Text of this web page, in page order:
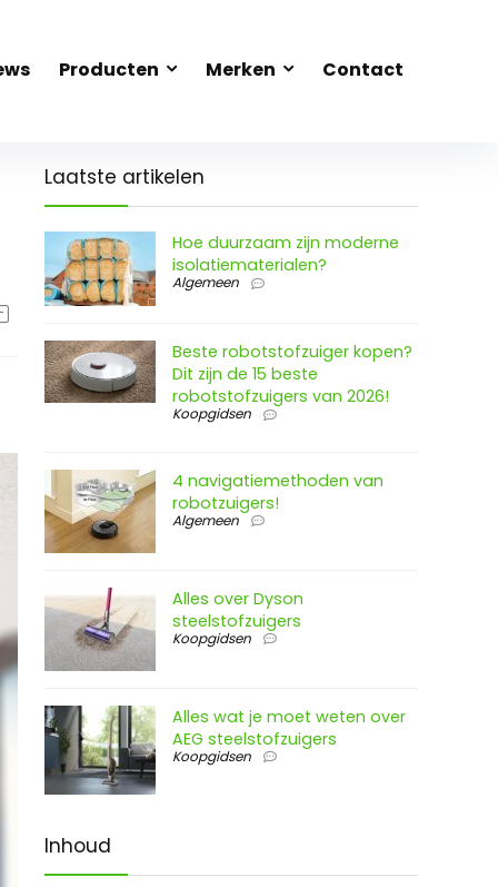
Producten Merken Contact
Laatste artikelen
Hoe duurzaam zijn moderne
isolatiematerialen?
Algemeen
Beste robotstofzuiger kopen?
Dit zijn de 15 beste
robotstofzuigers van 2026!
Koopgidsen
4 navigatiemethoden van
robotzuigers!
Algemeen
Alles over Dyson
steelstofzuigers
Koopgidsen
Alles wat je moet weten over
AEG steelstofzuigers
Koopgidsen
Inhoud